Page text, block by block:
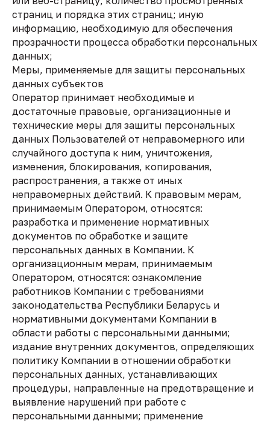
страниц и порядка этих страниц; иную
информацию, необходимую для обеспечения
прозрачности процесса обработки персональных
данных;
Меры, применяемые для защиты персональных
данных субъектов
Оператор принимает необходимые и
достаточные правовые, организационные и
технические меры для защиты персональных
данных Пользователей от неправомерного или
случайного доступа к ним, уничтожения,
изменения, блокирования, копирования,
распространения, а также от иных
неправомерных действий. К правовым мерам,
принимаемым Оператором, относятся:
разработка и применение нормативных
документов по обработке и защите
персональных данных в Компании. К
организационным мерам, принимаемым
Оператором, относятся: ознакомление
работников Компании с требованиями
законодательства Республики Беларусь и
нормативными документами Компании в
области работы с персональными данными;
издание внутренних документов, определяющих
политику Компании в отношении обработки
персональных данных, устанавливающих
процедуры, направленные на предотвращение и
выявление нарушений при работе с
персональными данными; применение